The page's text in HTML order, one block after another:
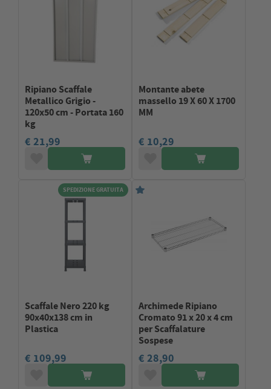
Ripiano Scaffale
Metallico Grigio -
120x50 cm - Portata 160
kg
€ 21,99
Montante abete
massello 19 X 60 X 1700
MM
€ 10,29
SPEDIZIONE GRATUITA
Scaffale Nero 220 kg
90x40x138 cm in
Plastica
€ 109,99
Archimede Ripiano
Cromato 91 x 20 x 4 cm
per Scaffalature
Sospese
€ 28,90